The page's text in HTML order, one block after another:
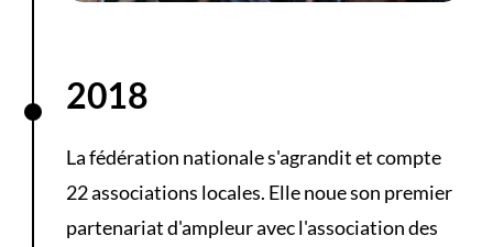
2018
La fédération nationale s'agrandit et compte
22 associations locales. Elle noue son premier
partenariat d'ampleur avec l'association des